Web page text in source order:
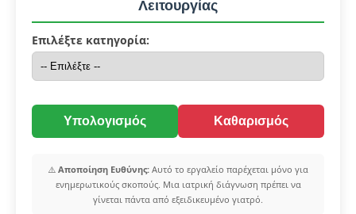
Λειτουργίας
Επιλέξτε κατηγορία:
Υπολογισμός Καθαρισμός
⚠️ Αποποίηση Ευθύνης: Αυτό το εργαλείο παρέχεται μόνο για
ενημερωτικούς σκοπούς. Μια ιατρική διάγνωση πρέπει να
γίνεται πάντα από εξειδικευμένο γιατρό.